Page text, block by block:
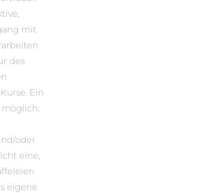
mit
des
Ein
oder
eine,
eigene